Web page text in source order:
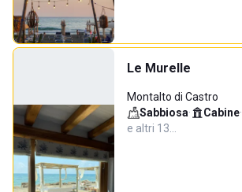
Le Murelle
Montalto di Castro
Sabbiosa· Cabine·
e altri 13…